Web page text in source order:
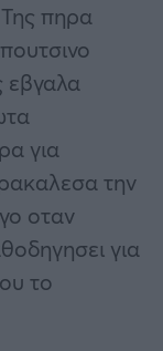
πηρα
εβγαλα
για
την
οταν
για
το